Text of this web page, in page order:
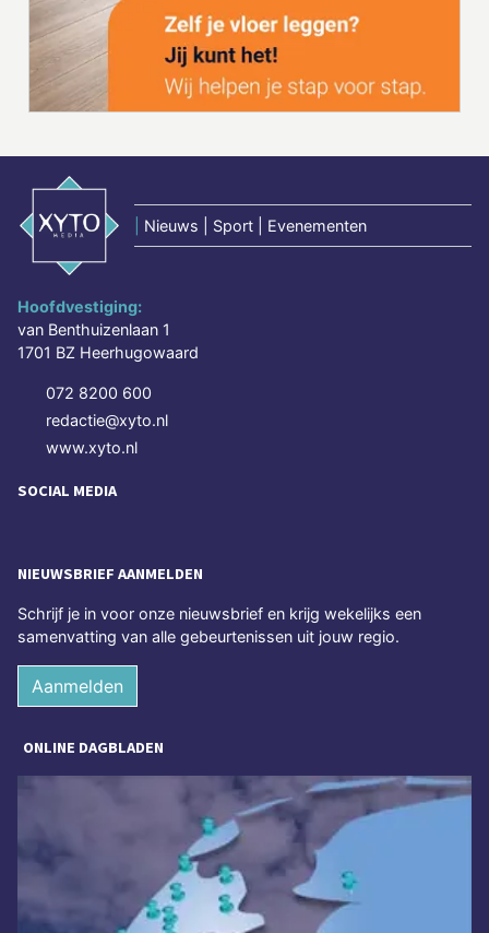
Nieuws | Sport | Evenementen
Hoofdvestiging:
van Benthuizenlaan 1
1701 BZ Heerhugowaard
072 8200 600
redactie@xyto.nl
www.xyto.nl
SOCIAL MEDIA
NIEUWSBRIEF AANMELDEN
Schrijf je in voor onze nieuwsbrief en krijg wekelijks een
samenvatting van alle gebeurtenissen uit jouw regio.
Aanmelden
ONLINE DAGBLADEN